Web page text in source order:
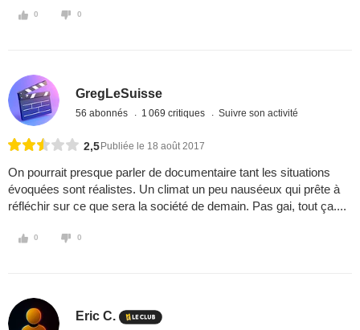
0 0
GregLeSuisse
56 abonnés 1 069 critiques Suivre son activité
2,5 Publiée le 18 août 2017
On pourrait presque parler de documentaire tant les situations
évoquées sont réalistes. Un climat un peu nauséeux qui prête à
réfléchir sur ce que sera la société de demain. Pas gai, tout ça....
0 0
Eric C.